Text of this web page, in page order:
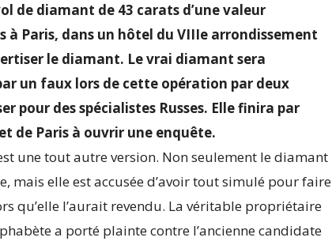
de diamant de 43 carats d’une valeur
à Paris, dans un hôtel du VIIIe arrondissement
le diamant. Le vrai diamant sera
un faux lors de cette opération par deux
pour des spécialistes Russes. Elle finira par
de Paris à ouvrir une enquête.
une tout autre version. Non seulement le diamant
mais elle est accusée d’avoir tout simulé pour faire
qu’elle l’aurait revendu. La véritable propriétaire
a porté plainte contre l’ancienne candidate